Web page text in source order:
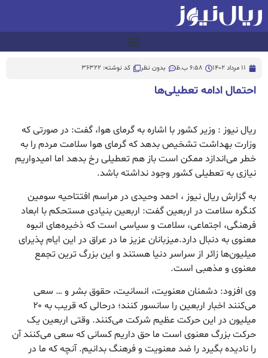
11 مرداد 1402 6:58 ب.ظ بدون نظر کد نوشته: 36322
احتمال ادامه تعطیلی‌ها
ریال نیوز : وزیر کشور با اشاره به گرمای هوا، گفت: در صورتی که
وزارت بهداشت تشخیص بدهد که گرمای هوا سلامت مردم را به
خطر می‌اندازد ممکن است باز هم تعطیلی رخ بدهد اما امیدواریم
نیازی به تعطیلی کشور وجود نداشته باشد.
به گزارش ریال نیوز ، احمد وحیدی در مراسم افتتاحیه سومین
کنگره سلامت در اربعین گفت: اربعین بنیادی مستحکم با ابعاد
فرهنگی، اجتماعی، سلامت و سیاسی است که ذخیره‌های انبوه
معنوی به دنبال دارد.میزبانان عزیز ما در عراق در این ایام پذیرای
میلیون‌ها زائر از سراسر دنیا هستند و این بزرگ ترین تجمع
معنوی و مذهبی است.
وی افزود: دشمنان معنویت، انسانیت، حقوق بشر و … سعی
می‌کنند اخبار اربعین را سانسور کنند؛ درحالی که قریب به ۲۰
میلیون در این حرکت عظیم شرکت می‌کنند. وقتی اربعین یک
حرکت بزرگ‌ معنوی است ما حق داریم کسانی که سعی می‌کنند آن
را نادیده بگیرد را ضد معنویت و فرهنگ بدانیم. آنچه که ما در